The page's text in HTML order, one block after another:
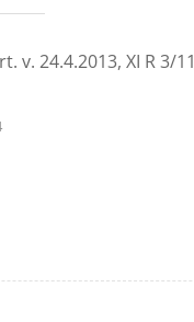
v. 24.4.2013, XI R 3/11